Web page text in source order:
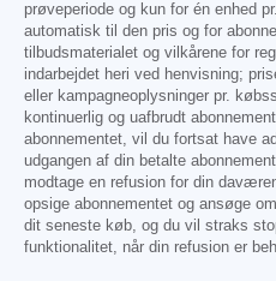
prøveperiode og kun for én enhed
automatisk til den pris og for
tilbudsmaterialet og vilkårene for
indarbejdet heri ved henvisning;
eller kampagneoplysninger pr.
kontinuerlig og uafbrudt
abonnementet, vil du fortsat have
udgangen af din betalte
modtage en refusion for din
opsige abonnementet og ansøge
dit seneste køb, og du vil straks
funktionalitet, når din refusion er